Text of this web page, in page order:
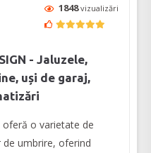
1848vizualizări
- Jaluzele,
uși de garaj,
oferă o varietate de
umbrire, oferind